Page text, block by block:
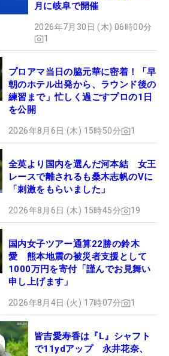
月に岐阜で開催
2026年7月30日 (木) 06時00分
1
プロアマ当日の脇元華に密着！「早
朝のホテル出発から、ラウンド後の
練習まで」忙しく過ごすプロの1日
を公開
2026年8月6日 (木) 15時50分 1
全英より国内を選んだ河本結 女王
レースで離されるも桑木志帆のVに
「刺激をもらいました」
2026年8月6日 (木) 15時45分 19
国内女子ツアー通算22勝の鈴木
愛 熊本地震の被災者支援として
1000万円を寄付「謹んでお見舞い
申し上げます」
2026年8月4日 (火) 17時07分 1
皆吉愛寿香は『L』シャフト
で11ydアップ 永井花奈、